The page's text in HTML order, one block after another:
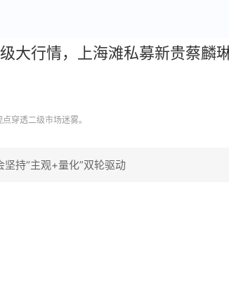
大行情，上海滩私募新贵蔡麟
穿透二级市场迷雾。
持“主观+量化”双轮驱动